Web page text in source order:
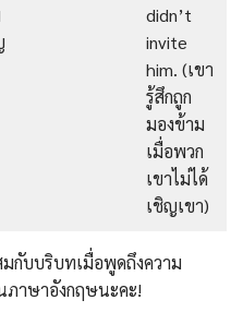
didn’t
invite
him. (เขา
รู้สึกถูก
มองข้าม
เมื่อพวก
เขาไม่ได้
เชิญเขา)
กับบริบทเมื่อพูดถึงความ
ภาษาอังกฤษนะคะ!